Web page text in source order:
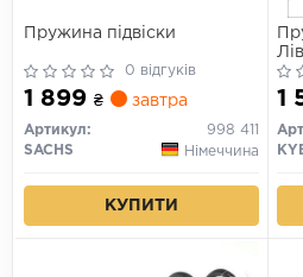
Пружина підвіски
0 відгуків
1 899 ₴ завтра
Артикул:
998 411
SACHS
Німеччина
КУПИТИ
1